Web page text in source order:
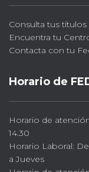
Consulta tus títulos
Encuentra tu
Contacta con tu
Horario de
Horario de
14.30
Horario Laboral:
a Jueves